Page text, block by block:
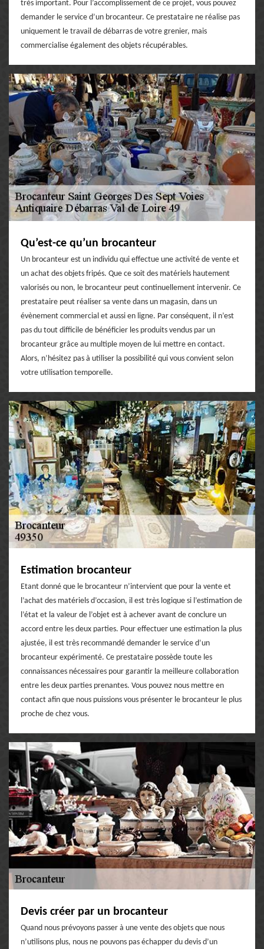
très important. Pour l’accomplissement de ce projet, vous pouvez
demander le service d’un brocanteur. Ce prestataire ne réalise pas
uniquement le travail de débarras de votre grenier, mais
commercialise également des objets récupérables.
Qu’est-ce qu’un brocanteur
Un brocanteur est un individu qui effectue une activité de vente et
un achat des objets fripés. Que ce soit des matériels hautement
valorisés ou non, le brocanteur peut continuellement intervenir. Ce
prestataire peut réaliser sa vente dans un magasin, dans un
évènement commercial et aussi en ligne. Par conséquent, il n’est
pas du tout difficile de bénéficier les produits vendus par un
brocanteur grâce au multiple moyen de lui mettre en contact.
Alors, n’hésitez pas à utiliser la possibilité qui vous convient selon
votre utilisation temporelle.
Estimation brocanteur
Etant donné que le brocanteur n’intervient que pour la vente et
l’achat des matériels d’occasion, il est très logique si l’estimation de
l’état et la valeur de l’objet est à achever avant de conclure un
accord entre les deux parties. Pour effectuer une estimation la plus
ajustée, il est très recommandé demander le service d’un
brocanteur expérimenté. Ce prestataire possède toute les
connaissances nécessaires pour garantir la meilleure collaboration
entre les deux parties prenantes. Vous pouvez nous mettre en
contact afin que nous puissions vous présenter le brocanteur le plus
proche de chez vous.
Devis créer par un brocanteur
Quand nous prévoyons passer à une vente des objets que nous
n’utilisons plus, nous ne pouvons pas échapper du devis d’un